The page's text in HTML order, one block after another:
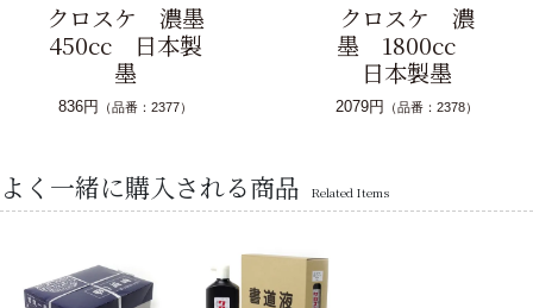
クロスケ 濃墨
450cc 日本製
墨
836円 （品番：2377）
クロスケ 濃
墨 1800cc
日本製墨
2079円 （品番：2378）
よく一緒に購入される商品 Related Items